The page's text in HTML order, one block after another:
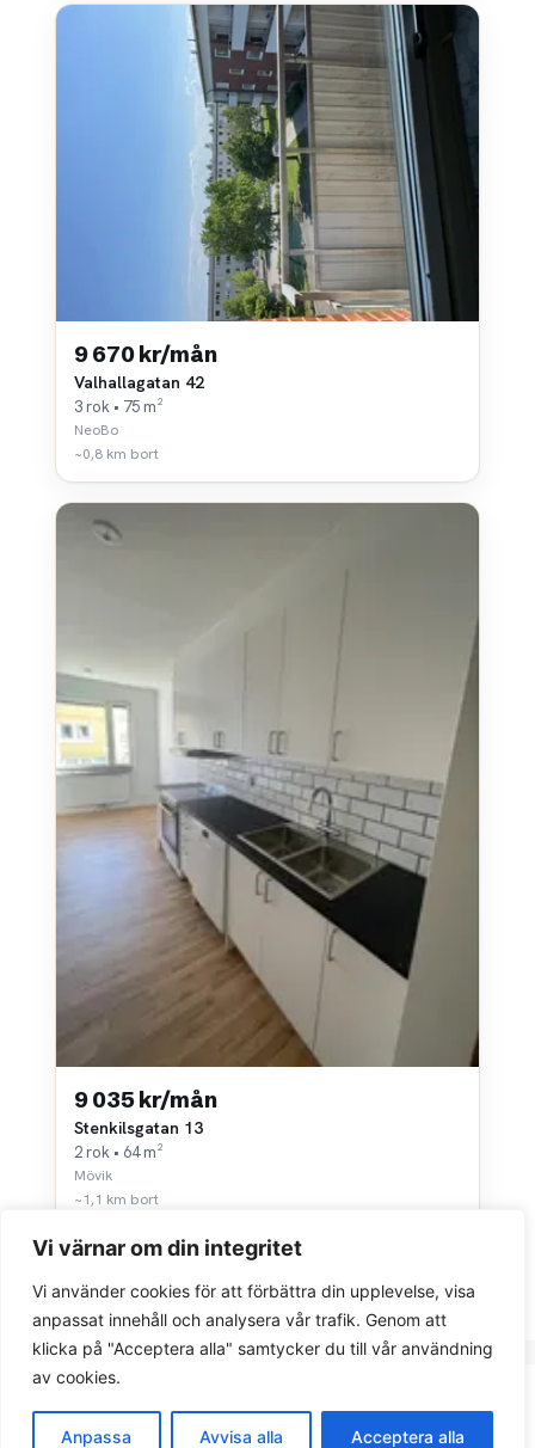
Vi värnar om din integritet
Vi använder cookies för att förbättra din upplevelse, visa
anpassat innehåll och analysera vår trafik. Genom att
klicka på "Acceptera alla" samtycker du till vår användning
av cookies.
Anpassa Avvisa alla Acceptera alla
9 670 kr/mån
Valhallagatan 42
3 rok • 75 m²
NeoBo
~0,8 km bort
9 035 kr/mån
Stenkilsgatan 13
2 rok • 64 m²
Mövik
~1,1 km bort
Integritetspolicy